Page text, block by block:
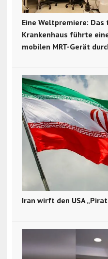
Eine Weltpremiere: Das
Krankenhaus führte
mobilen MRT-Gerät
Iran wirft den USA